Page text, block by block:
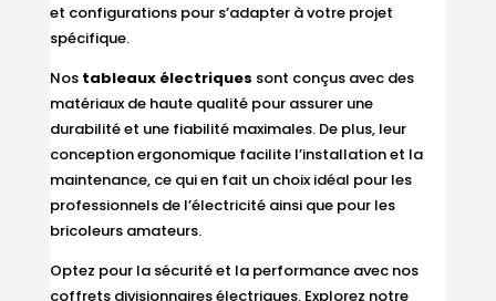
et configurations pour s’adapter à votre projet
spécifique.
Nos tableaux électriques sont conçus avec des
matériaux de haute qualité pour assurer une
durabilité et une fiabilité maximales. De plus, leur
conception ergonomique facilite l’installation et la
maintenance, ce qui en fait un choix idéal pour les
professionnels de l’électricité ainsi que pour les
bricoleurs amateurs.
Optez pour la sécurité et la performance avec nos
coffrets divisionnaires électriques. Explorez notre